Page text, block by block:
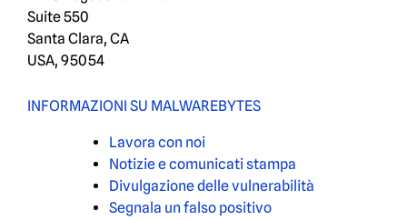
Suite 550
Santa Clara, CA
USA, 95054
INFORMAZIONI SU MALWAREBYTES
Lavora con noi
Notizie e comunicati stampa
Divulgazione delle vulnerabilità
Segnala un falso positivo